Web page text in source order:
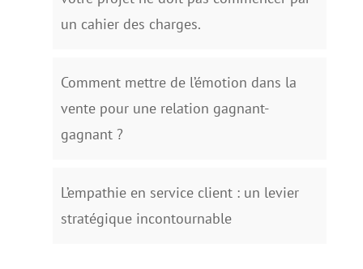
un cahier des charges.
Comment mettre de l’émotion dans la
vente pour une relation gagnant-
gagnant ?
L’empathie en service client : un levier
stratégique incontournable